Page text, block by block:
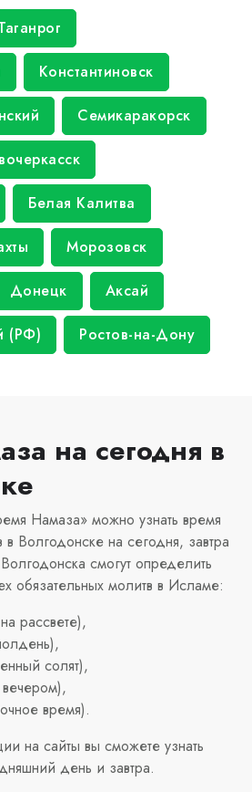
Константиновск
Семикаракорск
Белая Калитва
Морозовск
Донецк Аксай
(РФ) Ростов-на-Дону
на сегодня в
Намаза» можно узнать время
в Волгодонске на сегодня, завтра
смогут определить
обязательных молитв в Исламе:
рассвете),
солят),
время).
на сайты вы сможете узнать
день и завтра.